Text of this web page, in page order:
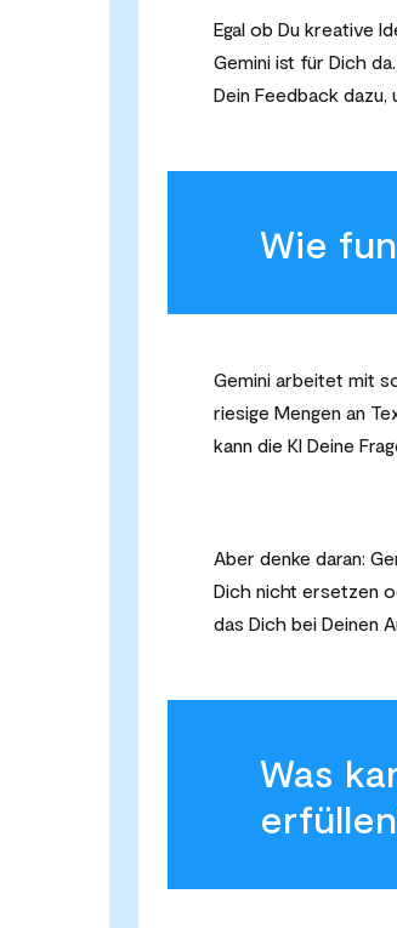
Egal ob Du kreative
Gemini ist für Dich
Dein Feedback
Wie
Gemini arbeitet mit
riesige Mengen an
kann die KI Deine
Aber denke daran:
Dich nicht ersetzen
das Dich bei Deinen
Was